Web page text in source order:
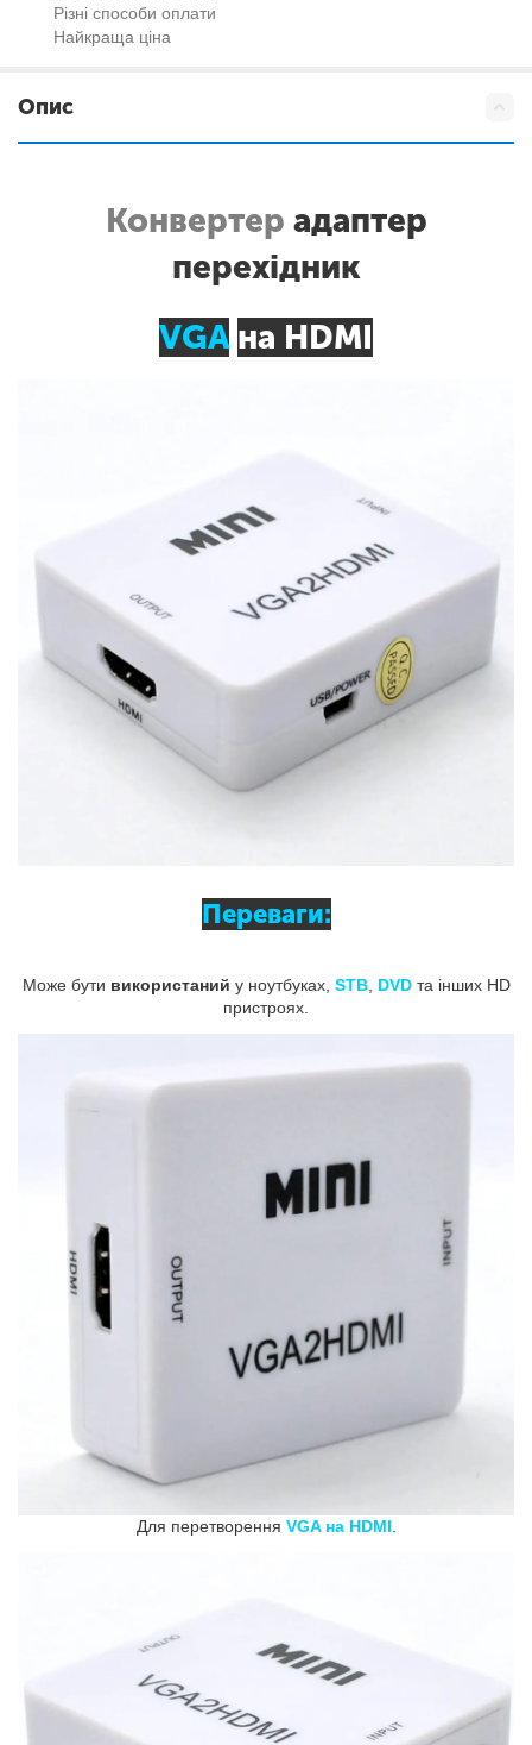
Різні способи оплати
Найкраща ціна
Опис
Конвертер адаптер
перехідник
VGA на HDMI
Переваги:
Може бути використаний у ноутбуках, STB, DVDта інших HD
пристроях.
Для перетворення VGA на HDMI